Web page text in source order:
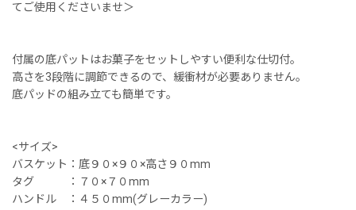
てご使用くださいませ＞
付属の底パットはお菓子をセットしやすい便利な仕切付。
高さを3段階に調節できるので、緩衝材が必要ありません。
底パッドの組み立ても簡単です。
<サイズ>
バスケット：底９０×９０×高さ９０mm
タグ ：７０×７０mm
ハンドル ：４５０mm(グレーカラー)